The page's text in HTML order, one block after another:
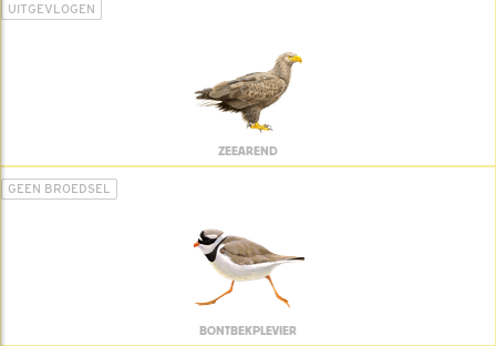
UITGEVLOGEN
ZEEAREND
GEEN BROEDSEL
BONTBEKPLEVIER